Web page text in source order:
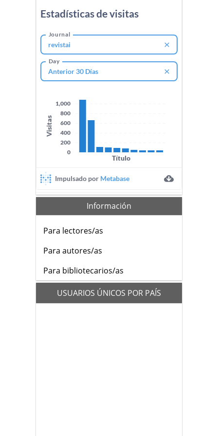
Información
Para lectores/as
Para autores/as
Para bibliotecarios/as
flagsUSUARIOS ÚNICOS POR PAÍS